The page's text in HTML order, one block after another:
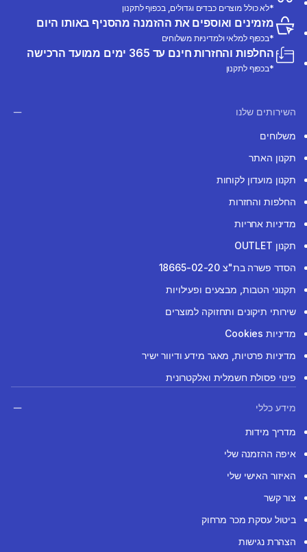
*לא כולל מוצרים כבדים וגדולים, בכפוף לתקנון
מזמינים ואוספים את ההזמנה מהסניף באותו היום
*בכפוף למלאי ולמדיניות משלוחים
החלפות והחזרות חינם עד 365 ימים ממועד הרכישה
*בכפוף לתקנון
השירותים שלנו
משלוחים
תקנון האתר
תקנון מועדון לקוחות
החלפות והחזרות
מדיניות אחריות
תקנון OUTLET
הסדר פשרה בת"צ 18665-02-20
תקנוני הטבות, מבצעים ופעילויות
שירותי תיקונים ותחזוקה למוצרים
מדיניות Cookies
מדיניות פרטיות, מאגר מידע ודיוור ישיר
פינוי פסולת חשמלית ואלקטרונית
מידע כללי
מדריך מידות
איפה ההזמנה שלי
האיזור האישי שלי
צור קשר
ביטול עסקת מכר מרחוק
הצהרת נגישות